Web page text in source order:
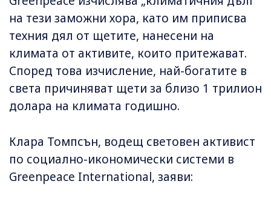
на тези заможни хора, като им приписва
техния дял от щетите, нанесени на
климата от активите, които притежават.
Според това изчисление, най-богатите в
света причиняват щети за близо 1 трилион
долара на климата годишно.
Клара Томпсън, водещ световен активист
по социално-икономически системи в
Greenpeace International, заяви: